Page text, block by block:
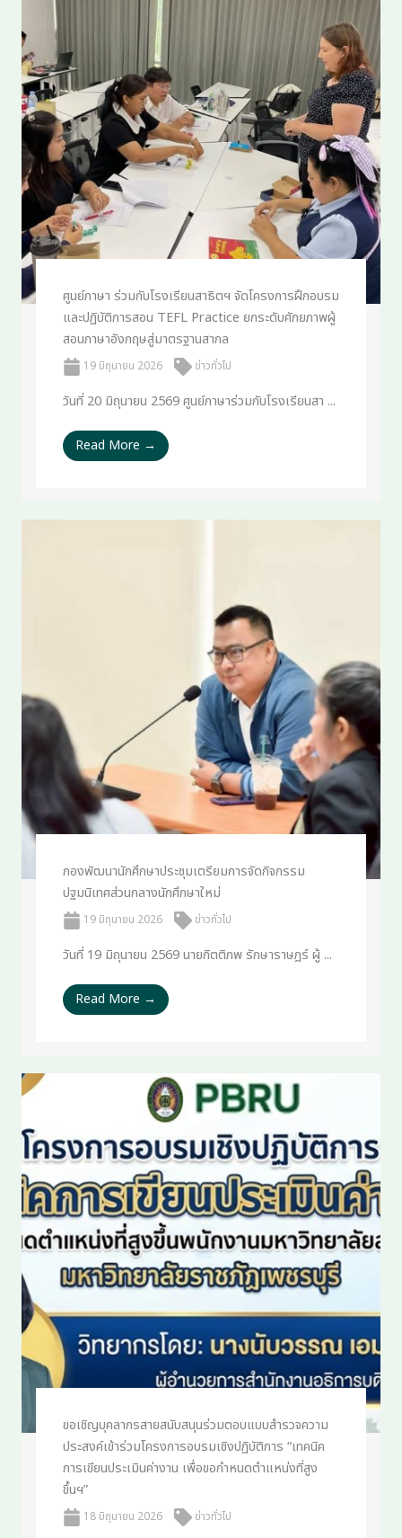
ศูนย์ภาษา ร่วมกับโรงเรียนสาธิตฯ จัดโครงการฝึกอบรม
และปฏิบัติการสอน TEFL Practice ยกระดับศักยภาพผู้
สอนภาษาอังกฤษสู่มาตรฐานสากล
19 มิถุนายน 2026 ข่าวทั่วไป
วันที่ 20 มิถุนายน 2569 ศูนย์ภาษาร่วมกับโรงเรียนสา ...
Read More →
กองพัฒนานักศึกษาประชุมเตรียมการจัดกิจกรรม
ปฐมนิเทศส่วนกลางนักศึกษาใหม่
19 มิถุนายน 2026 ข่าวทั่วไป
วันที่ 19 มิถุนายน 2569 นายกิตติภพ รักษาราษฎร์ ผู้ ...
Read More →
ขอเชิญบุคลากรสายสนับสนุนร่วมตอบแบบสำรวจความ
ประสงค์เข้าร่วมโครงการอบรมเชิงปฏิบัติการ “เทคนิค
การเขียนประเมินค่างาน เพื่อขอกำหนดตำแหน่งที่สูง
ขึ้นฯ”
18 มิถุนายน 2026 ข่าวทั่วไป